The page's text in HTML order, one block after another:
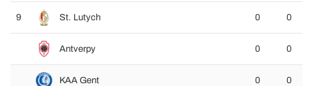
9 St. Lutych 0 0
Antverpy 0 0
KAA Gent 0 0